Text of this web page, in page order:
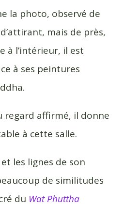
la photo, observé de
d’attirant, mais de près,
à l’intérieur, il est
à ses peintures
regard affirmé, il donne
à cette salle.
les lignes de son
de similitudes
du Wat Phuttha